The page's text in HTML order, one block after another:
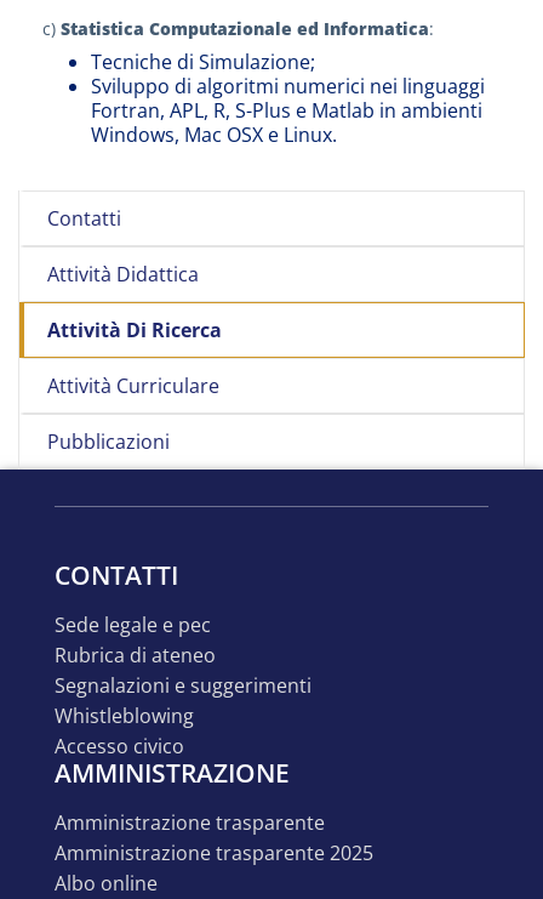
Contatti
Attività Didattica
Attività Di Ricerca
Attività Curriculare
Pubblicazioni
c) Statistica Computazionale ed Informatica:
Tecniche di Simulazione;
Sviluppo di algoritmi numerici nei linguaggi
Fortran, APL, R, S-Plus e Matlab in ambienti
Windows, Mac OSX e Linux.
CONTATTI
sede legale e pec
rubrica di ateneo
segnalazioni e suggerimenti
whistleblowing
accesso civico
AMMINISTRAZIONE
amministrazione trasparente
amministrazione trasparente 2025
albo online